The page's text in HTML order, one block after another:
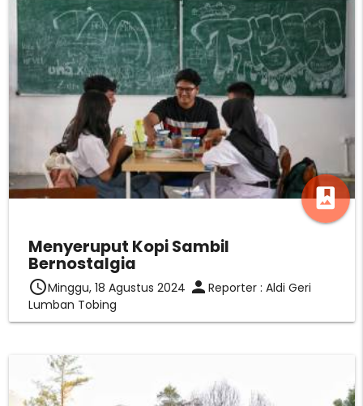
photo_album
Menyeruput Kopi Sambil
Bernostalgia
access_timeMinggu, 18 Agustus 2024 person Reporter : Aldi Geri
Lumban Tobing